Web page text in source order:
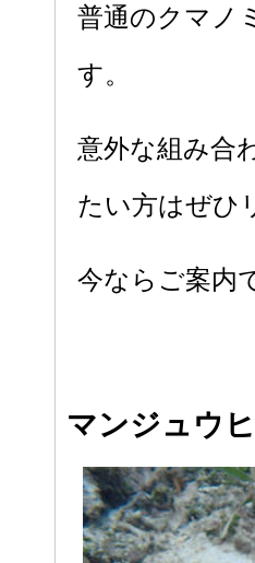
普通のクマノ
す。
意外な組み合
たい方はぜひ
今ならご案内
マンジュウ